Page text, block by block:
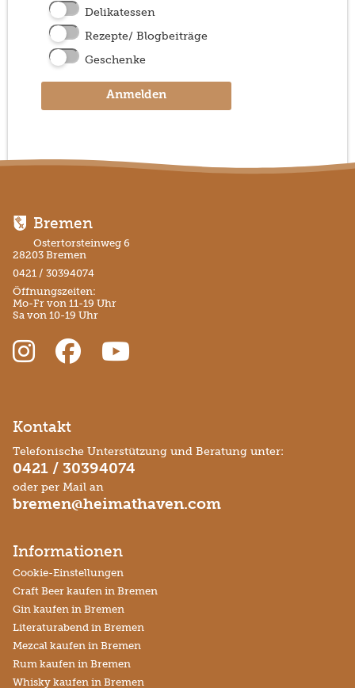
Delikatessen
Rezepte/ Blogbeiträge
Geschenke
Anmelden
Bremen
Ostertorsteinweg 6
28203 Bremen
0421 / 30394074
Öffnungszeiten:
Mo-Fr von 11-19 Uhr
Sa von 10-19 Uhr
Kontakt
Telefonische Unterstützung und Beratung unter:
0421 / 30394074
oder per Mail an
bremen@heimathaven.com
Informationen
Cookie-Einstellungen
Craft Beer kaufen in Bremen
Gin kaufen in Bremen
Literaturabend in Bremen
Mezcal kaufen in Bremen
Rum kaufen in Bremen
Whisky kaufen in Bremen